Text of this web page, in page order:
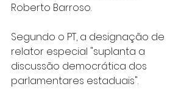
Roberto Barroso.
Segundo o PT, a designação de
relator especial "suplanta a
discussão democrática dos
parlamentares estaduais".